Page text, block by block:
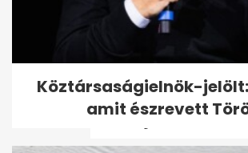
Az extrém hideg
figyelmeztetést
OMSZ: jön a...
Köztársaságielnök-
amit észrevett